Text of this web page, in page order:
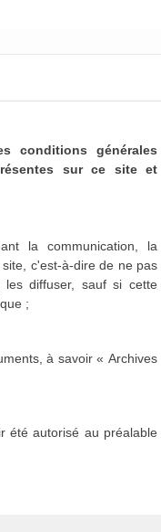
conditions générales
sur ce site et
la communication, la
c'est-à-dire de ne pas
diffuser, sauf si cette
;
à savoir « Archives
été autorisé au préalable